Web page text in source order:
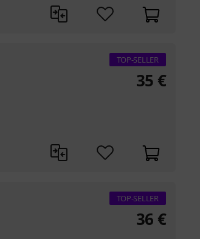
TOP-SELLER
35 €
TOP-SELLER
36 €